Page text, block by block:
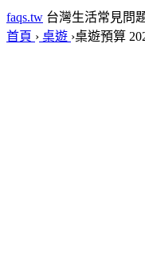
faqs.tw 台灣生活常見問
首頁 › 桌遊 ›桌遊預算